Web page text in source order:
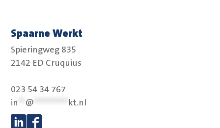
Spaarne Werkt
Spieringweg 835
2142 ED Cruquius
023 54 34 767
in
@ kt.nl